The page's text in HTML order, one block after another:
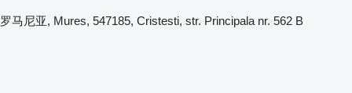
罗马尼亚, Mures, 547185, Cristesti, str. Principala nr. 562 B